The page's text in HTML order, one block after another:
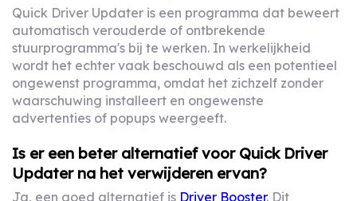
Quick Driver Updater is een programma dat beweert
automatisch verouderde of ontbrekende
stuurprogramma's bij te werken. In werkelijkheid
wordt het echter vaak beschouwd als een potentieel
ongewenst programma, omdat het zichzelf zonder
waarschuwing installeert en ongewenste
advertenties of popups weergeeft.
Is er een beter alternatief voor Quick Driver
Updater na het verwijderen ervan?
Ja, een goed alternatief is Driver Booster. Dit